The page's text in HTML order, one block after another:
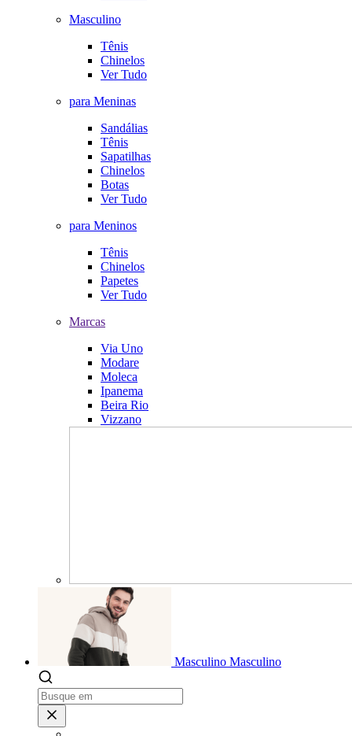
Masculino
Tênis
Chinelos
Ver Tudo
para Meninas
Sandálias
Tênis
Sapatilhas
Chinelos
Botas
Ver Tudo
para Meninos
Tênis
Chinelos
Papetes
Ver Tudo
Marcas
Via Uno
Modare
Moleca
Ipanema
Beira Rio
Vizzano
Masculino Masculino